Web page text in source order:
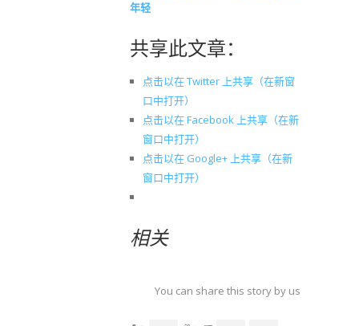
年轻
共享此文章：
点击以在 Twitter 上共享（在新窗
口中打开）
点击以在 Facebook 上共享（在新
窗口中打开）
点击以在 Google+ 上共享（在新
窗口中打开）
相关
You can share this story by using your